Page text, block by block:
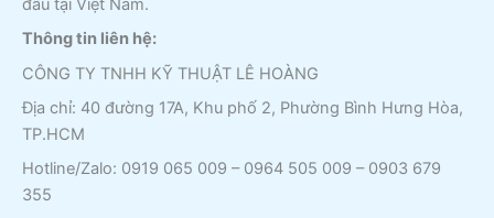
đầu tại Việt Nam.
Thông tin liên hệ:
CÔNG TY TNHH KỸ THUẬT LÊ HOÀNG
Địa chỉ: 40 đường 17A, Khu phố 2, Phường Bình Hưng Hòa,
TP.HCM
Hotline/Zalo: 0919 065 009 – 0964 505 009 – 0903 679
355